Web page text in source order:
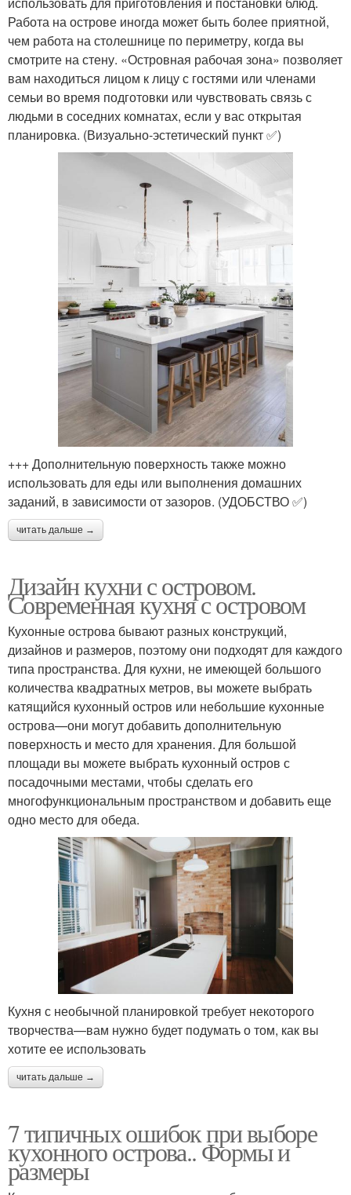
Работа на острове иногда может быть более приятной,
чем работа на столешнице по периметру, когда вы
смотрите на стену. «Островная рабочая зона» позволяет
вам находиться лицом к лицу с гостями или членами
семьи во время подготовки или чувствовать связь с
людьми в соседних комнатах, если у вас открытая
планировка. (Визуально-эстетический пункт ✅)
+++ Дополнительную поверхность также можно
использовать для еды или выполнения домашних
заданий, в зависимости от зазоров. (УДОБСТВО ✅)
читать дальше →
Дизайн кухни с островом.
Современная кухня с островом
Кухонные острова бывают разных конструкций,
дизайнов и размеров, поэтому они подходят для каждого
типа пространства. Для кухни, не имеющей большого
количества квадратных метров, вы можете выбрать
катящийся кухонный остров или небольшие кухонные
острова—они могут добавить дополнительную
поверхность и место для хранения. Для большой
площади вы можете выбрать кухонный остров с
посадочными местами, чтобы сделать его
многофункциональным пространством и добавить еще
одно место для обеда.
Кухня с необычной планировкой требует некоторого
творчества—вам нужно будет подумать о том, как вы
хотите ее использовать
читать дальше →
7 типичных ошибок при выборе
кухонного острова.. Формы и
размеры